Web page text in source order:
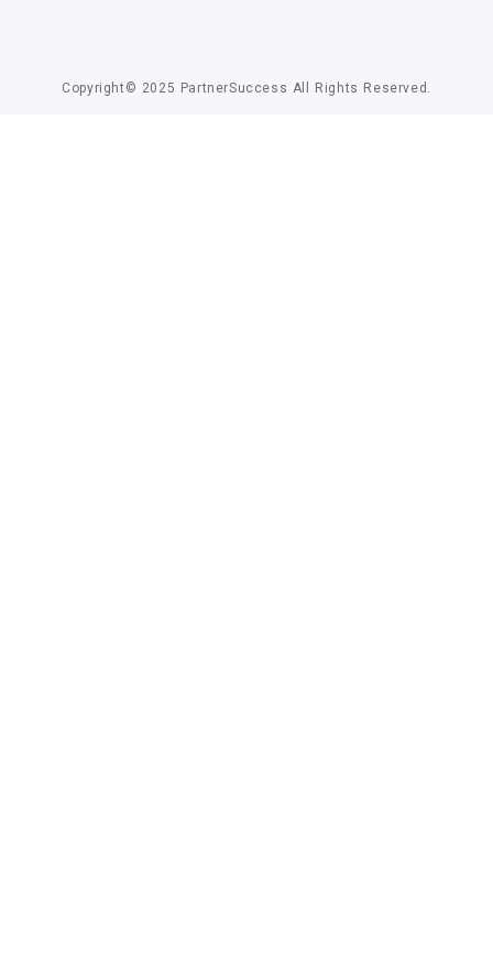
Copyright© 2025 PartnerSuccess All Rights Reserved.